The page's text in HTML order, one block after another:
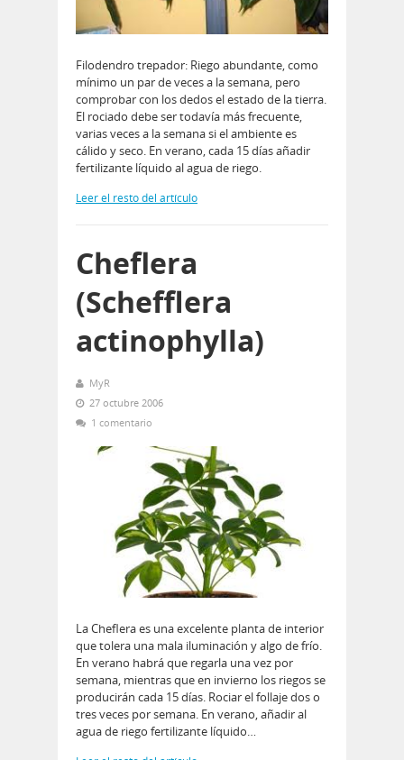
Filodendro trepador: Riego abundante, como
mínimo un par de veces a la semana, pero
comprobar con los dedos el estado de la tierra.
El rociado debe ser todavía más frecuente,
varias veces a la semana si el ambiente es
cálido y seco. En verano, cada 15 días añadir
fertilizante lí­quido al agua de riego.
Leer el resto del artículo
Cheflera
(Schefflera
actinophylla)
MyR
27 octubre 2006
1 comentario
La Cheflera es una excelente planta de interior
que tolera una mala iluminación y algo de frí­o.
En verano habrá que regarla una vez por
semana, mientras que en invierno los riegos se
producirán cada 15 días. Rociar el follaje dos o
tres veces por semana. En verano, añadir al
agua de riego fertilizante líquido…